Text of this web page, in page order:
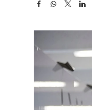
e
o
t
A
p
w
t
e
k
d
I
n